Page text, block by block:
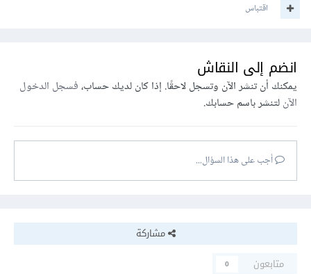
اقتباس
انضم إلى النقاش
يمكنك أن تنشر الآن وتسجل لاحقًا. إذا كان لديك حساب،فسجل الدخول
الآنلتنشر باسم حسابك.
أجب على هذا السؤال...
مشاركة
متابعون
0